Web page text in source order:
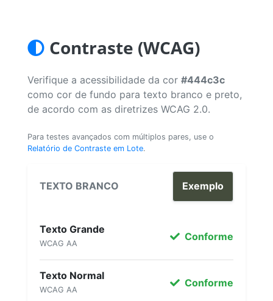
Contraste (WCAG)
Verifique a acessibilidade da cor #444c3c
como cor de fundo para texto branco e preto,
de acordo com as diretrizes WCAG 2.0.
Para testes avançados com múltiplos pares, use o
Relatório de Contraste em Lote.
TEXTO BRANCO Exemplo
Texto Grande
WCAG AA
Conforme
Texto Normal
WCAG AA
Conforme